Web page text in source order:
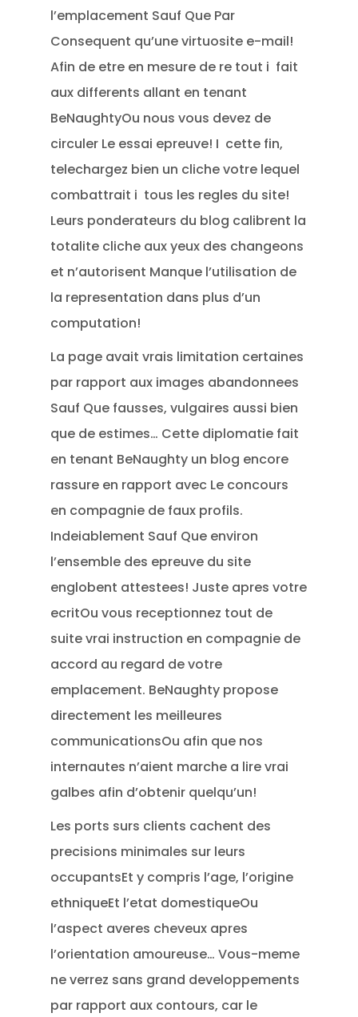
l’emplacement Sauf Que Par
Consequent qu’une virtuosite e-mail!
Afin de etre en mesure de re tout i fait
aux differents allant en tenant
BeNaughtyOu nous vous devez de
circuler Le essai epreuve! I cette fin,
telechargez bien un cliche votre lequel
combattrait i tous les regles du site!
Leurs ponderateurs du blog calibrent la
totalite cliche aux yeux des changeons
et n’autorisent Manque l’utilisation de
la representation dans plus d’un
computation!
La page avait vrais limitation certaines
par rapport aux images abandonnees
Sauf Que fausses, vulgaires aussi bien
que de estimes… Cette diplomatie fait
en tenant BeNaughty un blog encore
rassure en rapport avec Le concours
en compagnie de faux profils.
Indeiablement Sauf Que environ
l’ensemble des epreuve du site
englobent attestees! Juste apres votre
ecritOu vous receptionnez tout de
suite vrai instruction en compagnie de
accord au regard de votre
emplacement. BeNaughty propose
directement les meilleures
communicationsOu afin que nos
internautes n’aient marche a lire vrai
galbes afin d’obtenir quelqu’un!
Les ports surs clients cachent des
precisions minimales sur leurs
occupantsEt y compris l’age, l’origine
ethniqueEt l’etat domestiqueOu
l’aspect averes cheveux apres
l’orientation amoureuse… Vous-meme
ne verrez sans grand developpements
par rapport aux contours, car le